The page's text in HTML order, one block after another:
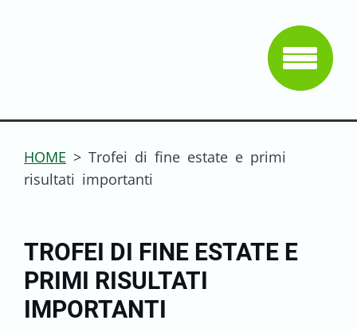
HOME > Trofei di fine estate e primi
risultati importanti
TROFEI DI FINE ESTATE E
PRIMI RISULTATI
IMPORTANTI